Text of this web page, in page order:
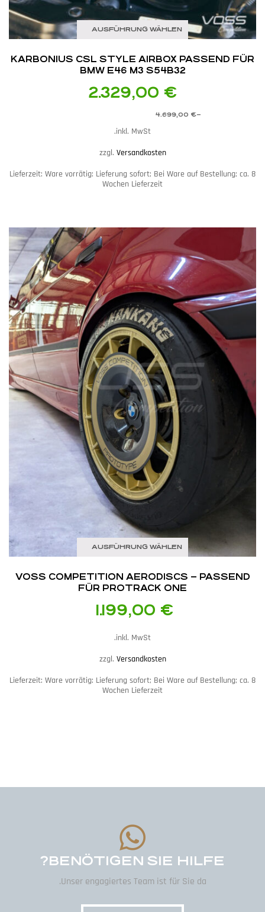
AUSFÜHRUNG WÄHLEN
KARBONIUS CSL STYLE AIRBOX PASSEND FÜR
BMW E46 M3 S54B32
2.329,00 €
–
4.699,00 €
inkl. MwSt.
zzgl. Versandkosten
Lieferzeit: Ware vorrätig: Lieferung sofort; Bei Ware auf Bestellung; ca. 8
Wochen Lieferzeit
AUSFÜHRUNG WÄHLEN
VOSS COMPETITION AERODISCS – PASSEND
FÜR PROTRACK ONE
1.199,00 €
inkl. MwSt.
zzgl. Versandkosten
Lieferzeit: Ware vorrätig: Lieferung sofort; Bei Ware auf Bestellung; ca. 8
Wochen Lieferzeit
BENÖTIGEN SIE HILFE?
Unser engagiertes Team ist für Sie da.